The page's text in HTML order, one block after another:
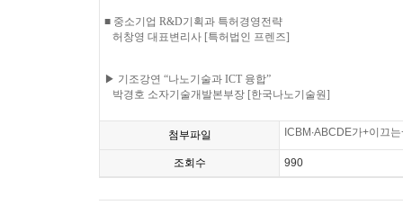
■ 중소기업 R&D기획과 특허경영전략
허창영 대표변리사 [특허법인 프렌즈]
▶ 기조강연 “나노기술과 ICT 융합”
박경호 소자기술개발본부장 [한국나노기술원]
첨부파일 ICBM∙ABCDE가+이끄
조회수 990